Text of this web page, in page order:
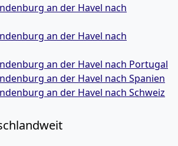
an der Havel nach
an der Havel nach
an der Havel nach Portugal
an der Havel nach Spanien
an der Havel nach Schweiz